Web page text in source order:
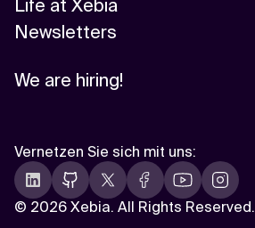
Life at Xebia
Newsletters
We are hiring!
© 2026 Xebia. All Rights Reserved.
Vernetzen Sie sich mit uns: